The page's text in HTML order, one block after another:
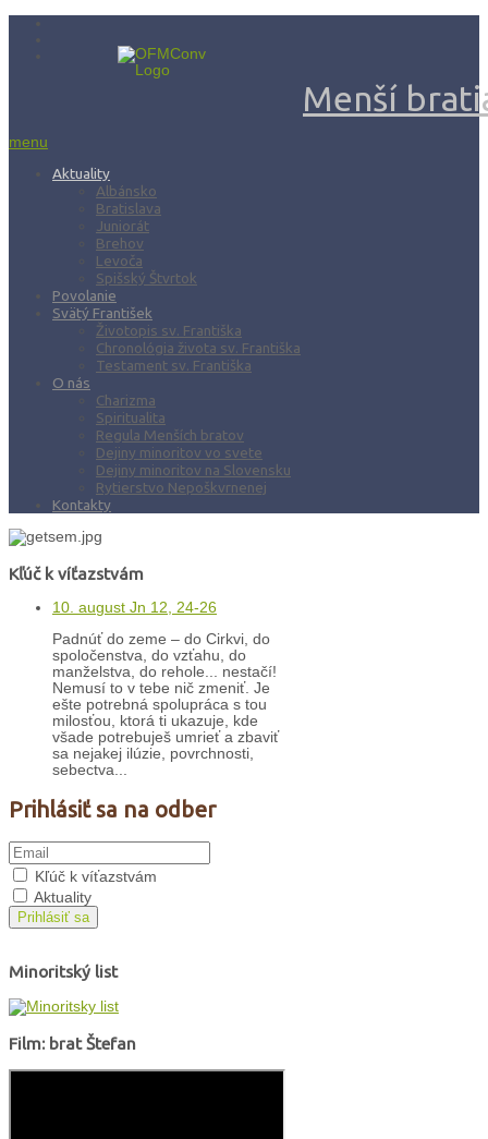
Menší
menu
Aktuality
Albánsko
Bratislava
Juniorát
Brehov
Levoča
Spišský Štvrtok
Povolanie
Svätý František
Životopis sv. Františka
Chronológia života sv. Františka
Testament sv. Františka
O nás
Charizma
Spiritualita
Regula Menších bratov
Dejiny minoritov vo svete
Dejiny minoritov na Slovensku
Rytierstvo Nepoškvrnenej
Kontakty
Kľúč k víťazstvám
10. august Jn 12, 24-26
Padnúť do zeme – do Cirkvi, do
spoločenstva, do vzťahu, do
manželstva, do rehole... nestačí!
Nemusí to v tebe nič zmeniť. Je
ešte potrebná spolupráca s tou
milosťou, ktorá ti ukazuje, kde
všade potrebuješ umrieť a zbaviť
sa nejakej ilúzie, povrchnosti,
sebectva...
Prihlásiť sa na odber
Kľúč k víťazstvám
Aktuality
Prihlásiť sa
Minoritský list
Film: brat Štefan